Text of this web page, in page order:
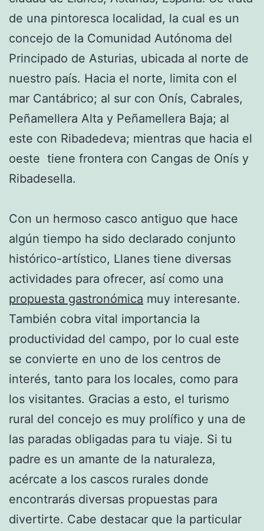
de una pintoresca localidad, la cual es un
concejo de la Comunidad Autónoma del
Principado de Asturias, ubicada al norte de
nuestro país. Hacia el norte, limita con el
mar Cantábrico; al sur con Onís, Cabrales,
Peñamellera Alta y Peñamellera Baja; al
este con Ribadedeva; mientras que hacia el
oeste tiene frontera con Cangas de Onís y
Ribadesella.
Con un hermoso casco antiguo que hace
algún tiempo ha sido declarado conjunto
histórico-artístico, Llanes tiene diversas
actividades para ofrecer, así como una
propuesta gastronómica muy interesante.
También cobra vital importancia la
productividad del campo, por lo cual este
se convierte en uno de los centros de
interés, tanto para los locales, como para
los visitantes. Gracias a esto, el turismo
rural del concejo es muy prolífico y una de
las paradas obligadas para tu viaje. Si tu
padre es un amante de la naturaleza,
acércate a los cascos rurales donde
encontrarás diversas propuestas para
divertirte. Cabe destacar que la particular